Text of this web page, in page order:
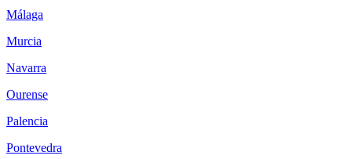
Málaga
Murcia
Navarra
Ourense
Palencia
Pontevedra